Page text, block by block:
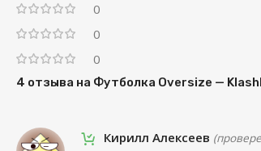
0
0
0
4 отзыва на Футболка Oversize —
Кирилл Алексеев